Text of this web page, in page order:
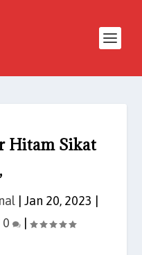
Hitam Sikat
| Jan 20, 2023
0 |